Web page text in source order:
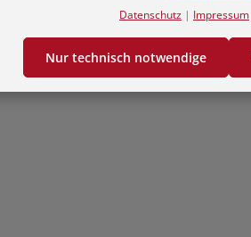
Datenschutz | Impressum
Nur technisch notwendige